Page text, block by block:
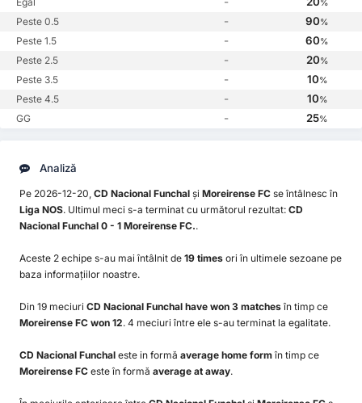
%
Peste 0.5 - 90%
Peste 1.5 - 60%
Peste 2.5 - 20%
Peste 3.5 - 10%
Peste 4.5 - 10%
GG - 25%
Analiză
Pe 2026-12-20, CD Nacional Funchal și Moreirense FC se întâlnesc în
Liga NOS. Ultimul meci s-a terminat cu următorul rezultat: CD
Nacional Funchal 0 - 1 Moreirense FC..
Aceste 2 echipe s-au mai întâlnit de 19 times ori în ultimele sezoane pe
baza informațiilor noastre.
Din 19 meciuri CD Nacional Funchal have won 3 matchesîn timp ce
Moreirense FC won 12. 4 meciuri între ele s-au terminat la egalitate.
CD Nacional Funchal este in formă average home formîn timp ce
Moreirense FC este în formă average at away.